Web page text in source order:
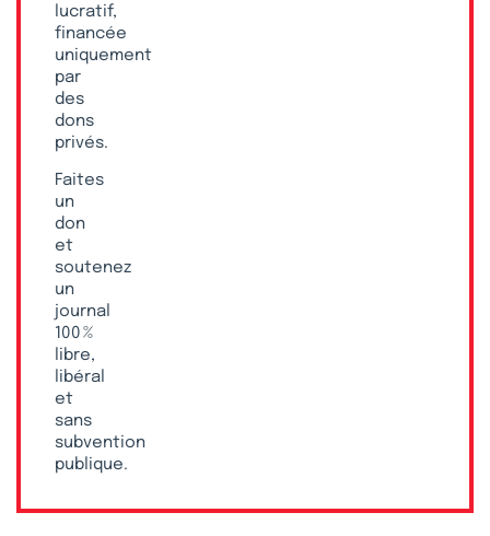
lucratif,
financée
uniquement
par
des
dons
privés.
Faites
un
don
et
soutenez
un
journal
100 %
libre,
libéral
et
sans
subvention
publique.